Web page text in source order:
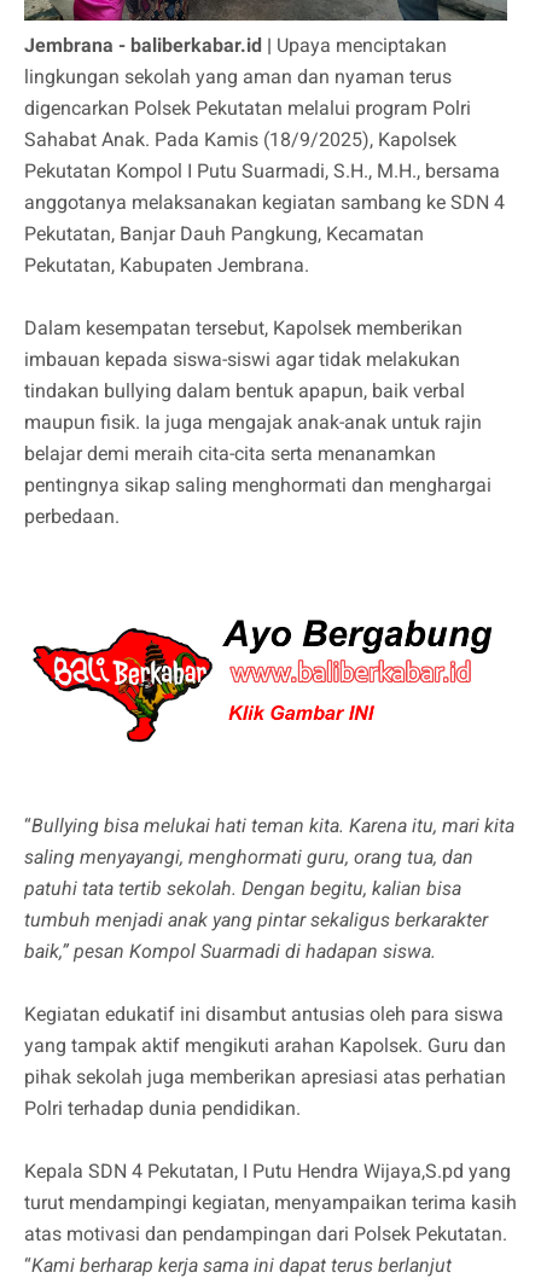
Jembrana - baliberkabar.id | Upaya menciptakan
lingkungan sekolah yang aman dan nyaman terus
digencarkan Polsek Pekutatan melalui program Polri
Sahabat Anak. Pada Kamis (18/9/2025), Kapolsek
Pekutatan Kompol I Putu Suarmadi, S.H., M.H., bersama
anggotanya melaksanakan kegiatan sambang ke SDN 4
Pekutatan, Banjar Dauh Pangkung, Kecamatan
Pekutatan, Kabupaten Jembrana.
Dalam kesempatan tersebut, Kapolsek memberikan
imbauan kepada siswa-siswi agar tidak melakukan
tindakan bullying dalam bentuk apapun, baik verbal
maupun fisik. Ia juga mengajak anak-anak untuk rajin
belajar demi meraih cita-cita serta menanamkan
pentingnya sikap saling menghormati dan menghargai
perbedaan.
“Bullying bisa melukai hati teman kita. Karena itu, mari kita
saling menyayangi, menghormati guru, orang tua, dan
patuhi tata tertib sekolah. Dengan begitu, kalian bisa
tumbuh menjadi anak yang pintar sekaligus berkarakter
baik,” pesan Kompol Suarmadi di hadapan siswa.
Kegiatan edukatif ini disambut antusias oleh para siswa
yang tampak aktif mengikuti arahan Kapolsek. Guru dan
pihak sekolah juga memberikan apresiasi atas perhatian
Polri terhadap dunia pendidikan.
Kepala SDN 4 Pekutatan, I Putu Hendra Wijaya,S.pd yang
turut mendampingi kegiatan, menyampaikan terima kasih
atas motivasi dan pendampingan dari Polsek Pekutatan.
“Kami berharap kerja sama ini dapat terus berlanjut